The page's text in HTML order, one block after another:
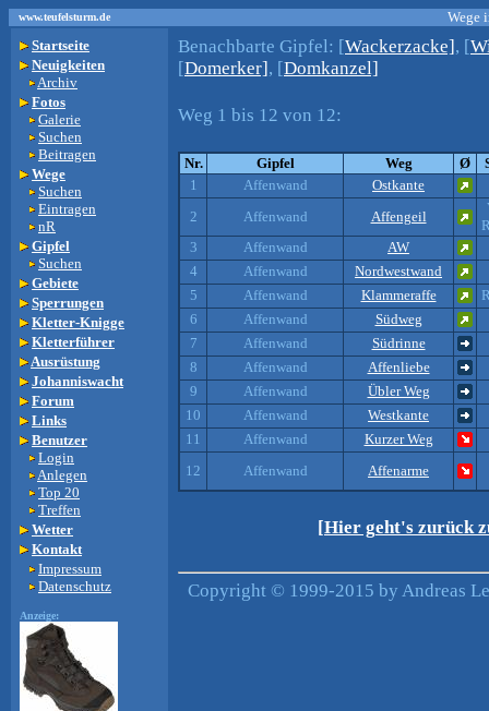
www.teufelsturm.de
Wege
Startseite
Neuigkeiten
Archiv
Fotos
Galerie
Suchen
Beitragen
Wege
Suchen
Eintragen
nR
Gipfel
Suchen
Gebiete
Sperrungen
Kletter-Knigge
Kletterführer
Ausrüstung
Johanniswacht
Forum
Links
Benutzer
Login
Anlegen
Top 20
Treffen
Wetter
Kontakt
Impressum
Datenschutz
Anzeige:
Benachbarte Gipfel: [Wackerzacke], [
[Domerker], [Domkanzel]
Weg 1 bis 12 von 12:
Nr. Gipfel Weg Ø
1
Affenwand
Ostkante
2
Affenwand Affengeil
3
Affenwand
AW
4
Affenwand
Nordwestwand
5
Affenwand Klammeraffe
6
Affenwand
Südweg
7
Affenwand
Südrinne
8
Affenwand
Affenliebe
9
Affenwand
Übler Weg
10
Affenwand
Westkante
11
Affenwand
Kurzer Weg
12
Affenwand Affenarme
[Hier geht's zurück
Copyright © 1999-2015 by Andreas